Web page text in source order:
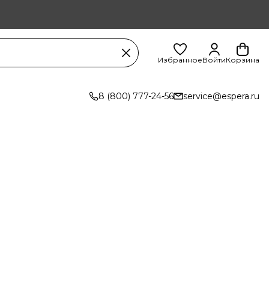
ИзбранноеВойтиКорзина
8 (800) 777-24-56 service@espera.ru